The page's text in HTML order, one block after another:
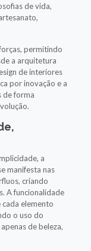
de vida,
permitindo
a arquitetura
de interiores
por inovação e a
de forma
a
manifesta nas
criando
A funcionalidade
elemento
o uso do
de beleza,